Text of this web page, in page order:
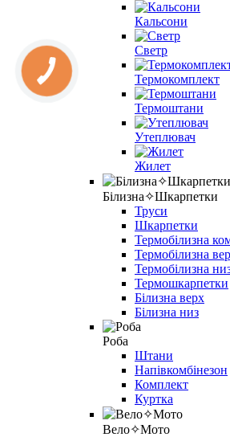
Кальсони
Светр
Термокомплект
Термоштани
Утеплювач
Жилет
Білизна✧Шкарпетки
Труси
Шкарпетки
Термобілизна
Термобілизна
Термобілизна
Термошкарпетки
Білизна верх
Білизна низ
Роба
Штани
Напівкомбінезон
Комплект
Куртка
Вело✧Мото